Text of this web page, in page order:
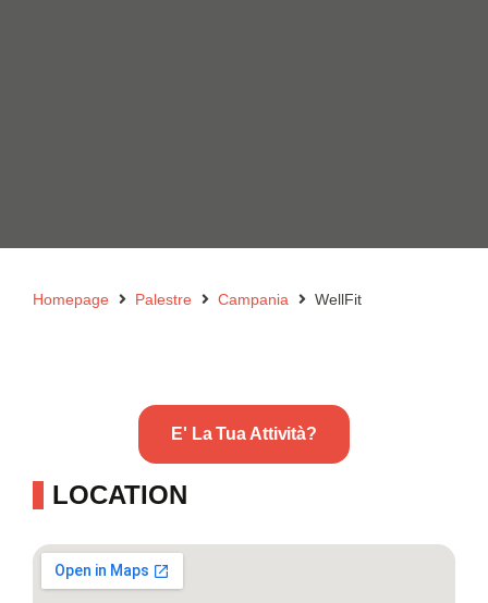
Homepage Palestre Campania WellFit
E' La Tua Attività?
LOCATION